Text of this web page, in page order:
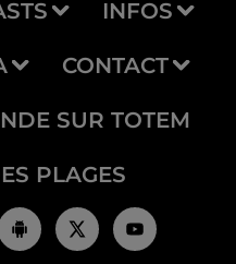
INFOS
CONTACT
SUR TOTEM
PLAGES